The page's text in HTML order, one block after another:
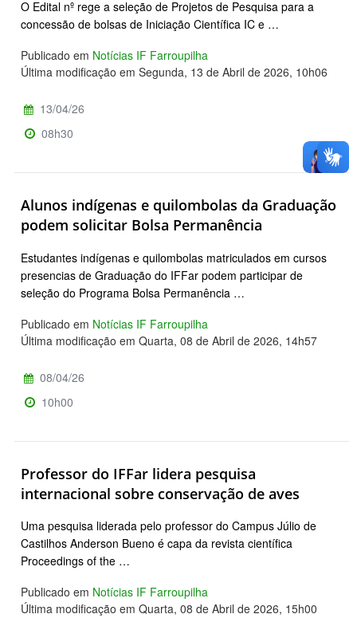
O Edital nº rege a seleção de Projetos de Pesquisa para a
concessão de bolsas de Iniciação Científica IC e …
Publicado em Notícias IF Farroupilha
Última modificação em Segunda, 13 de Abril de 2026, 10h06
13/04/26
08h30
Alunos indígenas e quilombolas da Graduação
podem solicitar Bolsa Permanência
Estudantes indígenas e quilombolas matriculados em cursos
presencias de Graduação do IFFar podem participar de
seleção do Programa Bolsa Permanência …
Publicado em Notícias IF Farroupilha
Última modificação em Quarta, 08 de Abril de 2026, 14h57
08/04/26
10h00
Professor do IFFar lidera pesquisa
internacional sobre conservação de aves
Uma pesquisa liderada pelo professor do Campus Júlio de
Castilhos Anderson Bueno é capa da revista científica
Proceedings of the …
Publicado em Notícias IF Farroupilha
Última modificação em Quarta, 08 de Abril de 2026, 15h00